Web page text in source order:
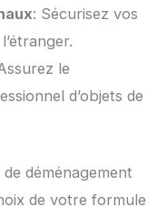
: Sécurisez vos
le
d’objets de
déménagement
de votre formule